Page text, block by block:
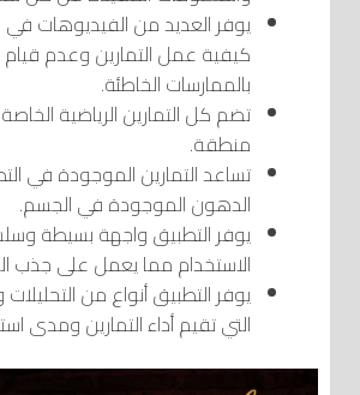
يوفر العديد من الفيديوهات في
كيفية عمل التمارين وعدم
بالممارسات الخاطئة.
تضم كل التمارين الرياضية
منطقة.
تساعد التمارين الموجودة في
الدهون الموجودة في الجسم.
يوفر التطبيق واجهة بسيطة
الاستخدام مما يعمل على جذب
يوفر التطبيق أنواع من
التي تقيم أداء التمارين ومدى